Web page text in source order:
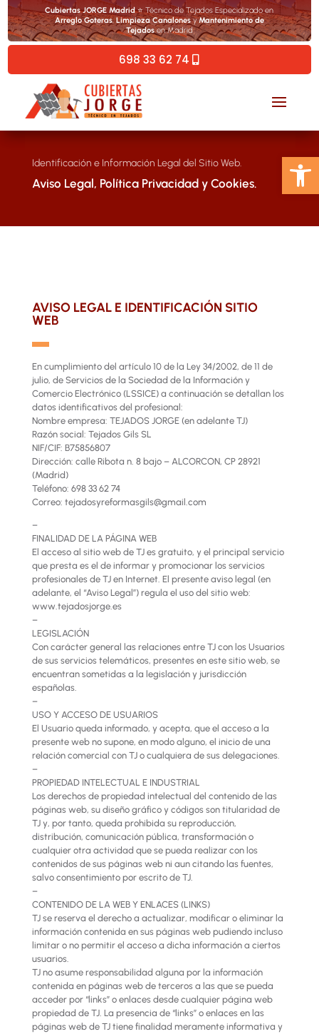
Abrir
Cubiertas JORGE Madrid⭐ Técnico de Tejados Especializado en
Arreglo Goteras,Limpieza CanalonesyMantenimiento de
Tejadosen Madrid
698 33 62 74
Identificación e Información Legal del Sitio Web.
Aviso Legal, Política Privacidad y Cookies.
AVISO LEGAL E IDENTIFICACIÓN SITIO
WEB
▬
En cumplimiento del artículo 10 de la Ley 34/2002, de 11 de
julio, de Servicios de la Sociedad de la Información y
Comercio Electrónico (LSSICE) a continuación se detallan los
datos identificativos del profesional:
Nombre empresa: TEJADOS JORGE (en adelante TJ)
Razón social: Tejados Gils SL
NIF/CIF: B75856807
Dirección: calle Ribota n. 8 bajo – ALCORCON, CP 28921
(Madrid)
Teléfono: 698 33 62 74
Correo: tejadosyreformasgils@gmail.com
–
FINALIDAD DE LA PÁGINA WEB
El acceso al sitio web de TJ es gratuito, y el principal servicio
que presta es el de informar y promocionar los servicios
profesionales de TJ en Internet. El presente aviso legal (en
adelante, el “Aviso Legal”) regula el uso del sitio web:
www.tejadosjorge.es
–
LEGISLACIÓN
Con carácter general las relaciones entre TJ con los Usuarios
de sus servicios telemáticos, presentes en este sitio web, se
encuentran sometidas a la legislación y jurisdicción
españolas.
–
USO Y ACCESO DE USUARIOS
El Usuario queda informado, y acepta, que el acceso a la
presente web no supone, en modo alguno, el inicio de una
relación comercial con TJ o cualquiera de sus delegaciones.
–
PROPIEDAD INTELECTUAL E INDUSTRIAL
Los derechos de propiedad intelectual del contenido de las
páginas web, su diseño gráfico y códigos son titularidad de
TJ y, por tanto, queda prohibida su reproducción,
distribución, comunicación pública, transformación o
cualquier otra actividad que se pueda realizar con los
contenidos de sus páginas web ni aun citando las fuentes,
salvo consentimiento por escrito de TJ.
–
CONTENIDO DE LA WEB Y ENLACES (LINKS)
TJ se reserva el derecho a actualizar, modificar o eliminar la
información contenida en sus páginas web pudiendo incluso
limitar o no permitir el acceso a dicha información a ciertos
usuarios.
TJ no asume responsabilidad alguna por la información
contenida en páginas web de terceros a las que se pueda
acceder por “links” o enlaces desde cualquier página web
propiedad de TJ. La presencia de “links” o enlaces en las
páginas web de TJ tiene finalidad meramente informativa y